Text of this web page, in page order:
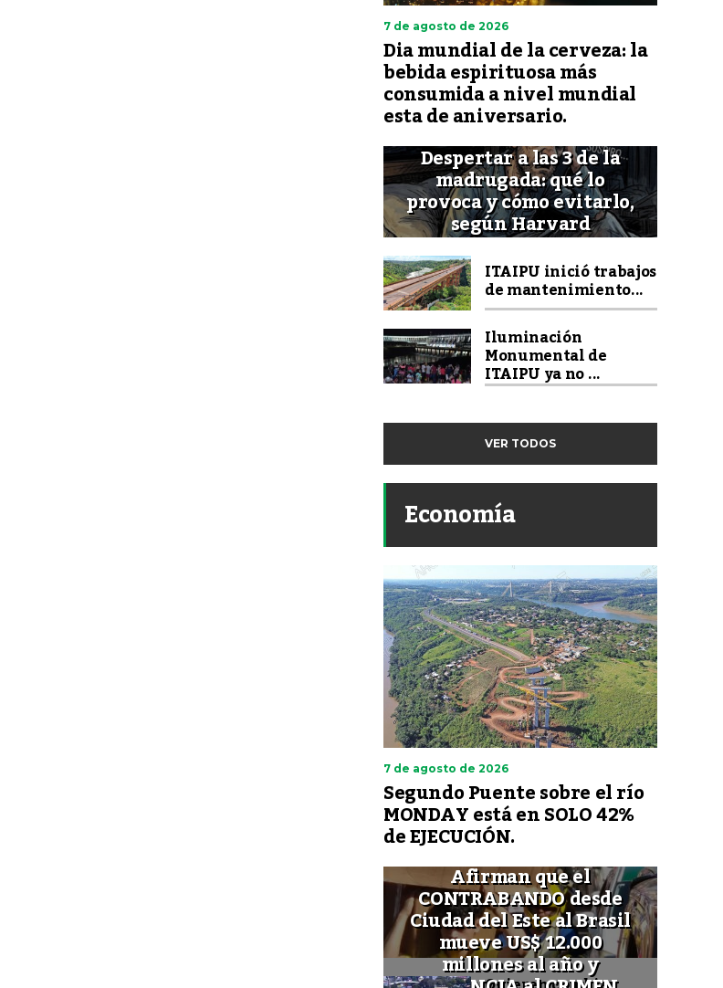
7 de agosto de 2026
Dia mundial de la cerveza: la
bebida espirituosa más
consumida a nivel mundial
esta de aniversario.
Despertar a las 3 de la
madrugada: qué lo
provoca y cómo evitarlo,
según Harvard
ITAIPU inició trabajos
de mantenimiento...
Iluminación
Monumental de
ITAIPU ya no ...
VER TODOS
Economía
7 de agosto de 2026
Segundo Puente sobre el río
MONDAY está en SOLO 42%
de EJECUCIÓN.
Afirman que el
CONTRABANDO desde
Ciudad del Este al Brasil
mueve US$ 12.000
millones al año y